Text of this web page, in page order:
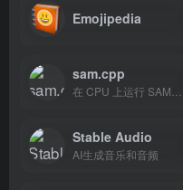
Emojipedia
sam.cpp
在 CPU 上运行 SAM，实现本地 CPU 识别和分割图片
Stable Audio
AI生成音乐和音频